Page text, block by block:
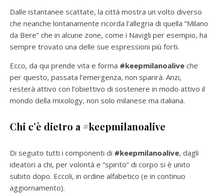
Dalle istantanee scattate, la città mostra un volto diverso
che neanche lontanamente ricorda l’allegria di quella “Milano
da Bere” che in alcune zone, come i Navigli per esempio, ha
sempre trovato una delle sue espressioni più forti.
Ecco, da qui prende vita e forma #keepmilanoalive che
per questo, passata l’emergenza, non sparirà. Anzi,
resterà attivo con l’obiettivo di sostenere in modo attivo il
mondo della mixology, non solo milanese ma italiana.
Chi c’è dietro a #keepmilanoalive
Di seguito tutti i componenti di #keepmilanoalive, dagli
ideatori a chi, per volontà e “spirito” di corpo si è unito
subito dopo. Eccoli, in ordine alfabetico (e in continuo
aggiornamento).